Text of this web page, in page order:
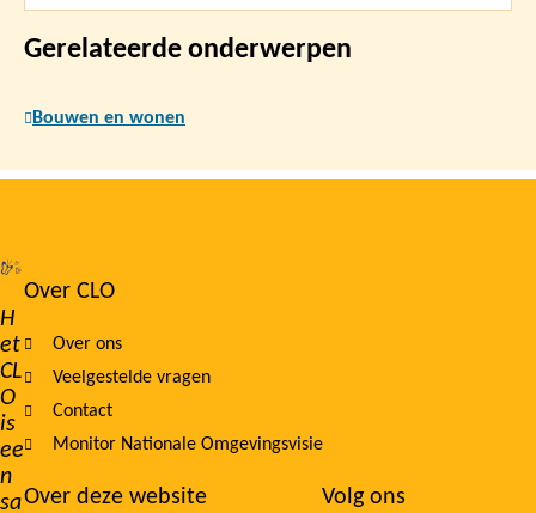
Gerelateerde onderwerpen
Bouwen en wonen
H
et
CL
O
is
ee
n
sa
Footer
navigation
Over CLO
Over ons
Veelgestelde vragen
Contact
Monitor Nationale Omgevingsvisie
Over deze website Volg ons